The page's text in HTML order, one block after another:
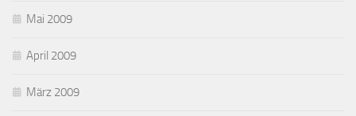
Mai 2009
April 2009
März 2009